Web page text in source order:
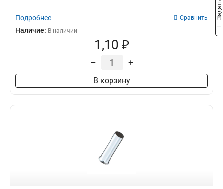
Подробнее Сравнить
Наличие: В наличии
1,10 ₽
– +
В корзину